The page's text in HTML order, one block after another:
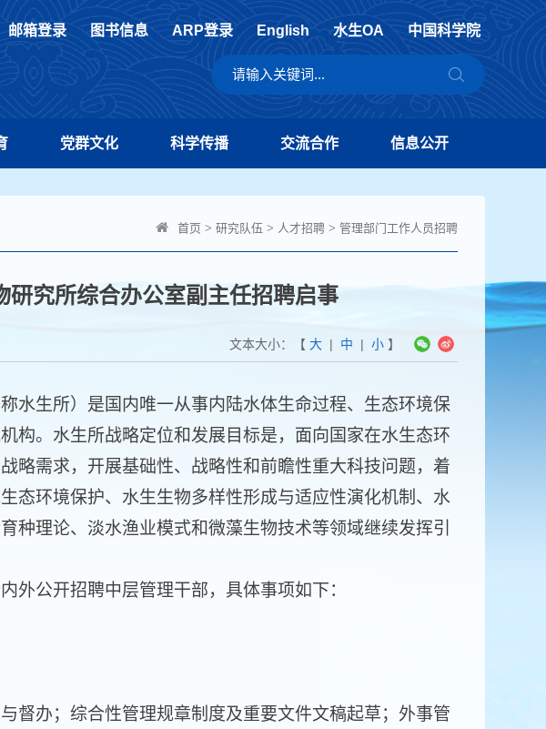
邮箱登录 图书信息 ARP登录 English 水生OA 中国科学院
党群文化 科学传播 交流合作 信息公开
首页 > 研究队伍 > 人才招聘 > 管理部门工作人员招聘
研究所综合办公室副主任招聘启事
文本大小：【 大| 中 | 小】
生所）是国内唯一从事内陆水体生命过程、生态环境保
构。水生所战略定位和发展目标是，面向国家在水生态环
略需求，开展基础性、战略性和前瞻性重大科技问题，着
态环境保护、水生生物多样性形成与适应性演化机制、水
种理论、淡水渔业模式和微藻生物技术等领域继续发挥引
公开招聘中层管理干部，具体事项如下：
办；综合性管理规章制度及重要文件文稿起草；外事管